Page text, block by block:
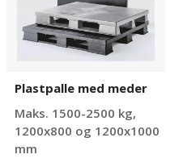
Plastpalle med meder
Maks. 1500-2500 kg,
1200x800 og 1200x1000
mm